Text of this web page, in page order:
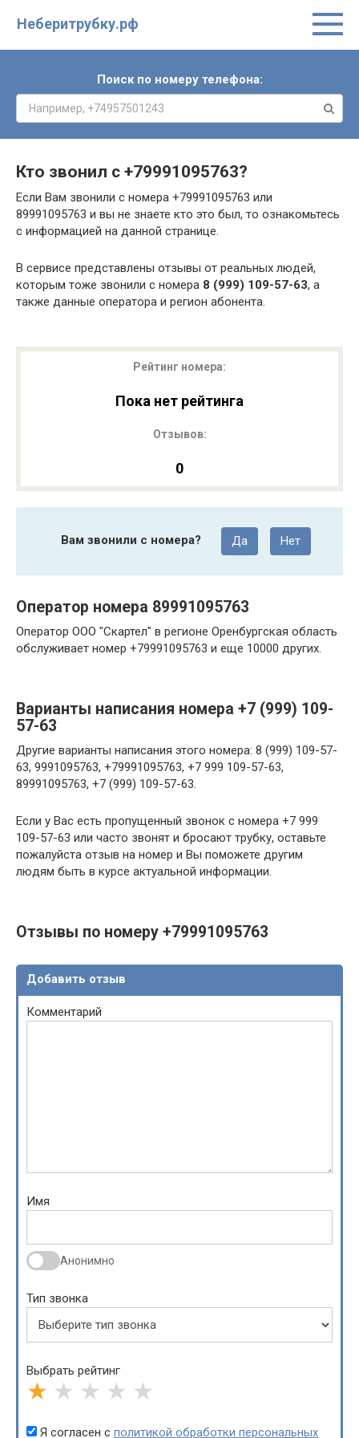
Неберитрубку.рф
Поиск по номеру телефона:
Кто звонил с +79991095763?
Если Вам звонили с номера +79991095763 или
89991095763 и вы не знаете кто это был, то ознакомьтесь
с информацией на данной странице.
В сервисе представлены отзывы от реальных людей,
которым тоже звонили с номера 8 (999) 109-57-63, а
также данные оператора и регион абонента.
Рейтинг номера:
Пока нет рейтинга
Отзывов:
0
Вам звонили с номера? Да Нет
Оператор номера 89991095763
Оператор ООО "Скартел" в регионе Оренбургская область
обслуживает номер +79991095763 и еще 10000 других.
Варианты написания номера +7 (999) 109-
57-63
Другие варианты написания этого номера: 8 (999) 109-57-
63, 9991095763, +79991095763, +7 999 109-57-63,
89991095763, +7 (999) 109-57-63.
Если у Вас есть пропущенный звонок с номера +7 999
109-57-63 или часто звонят и бросают трубку, оставьте
пожалуйста отзыв на номер и Вы поможете другим
людям быть в курсе актуальной информации.
Отзывы по номеру +79991095763
Добавить отзыв
Комментарий
Имя
Анонимно
Тип звонка
Выбрать рейтинг
★ ★ ★ ★ ★
Я согласен с политикой обработки персональных